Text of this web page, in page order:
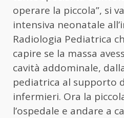
operare la piccola”, si
intensiva neonatale
Radiologia Pediatrica
capire se la massa
cavità addominale,
pediatrica al supporto
infermieri. Ora la
l’ospedale e andare a